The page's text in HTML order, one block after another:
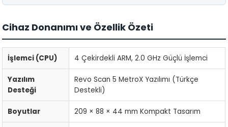
Cihaz Donanımı ve Özellik Özeti
İşlemci (CPU) 4 Çekirdekli ARM, 2.0 GHz Güçlü İşlemci
Yazılım
Desteği
Revo Scan 5 MetroX Yazılımı (Türkçe
Destekli)
Boyutlar 209 × 88 × 44 mm Kompakt Tasarım